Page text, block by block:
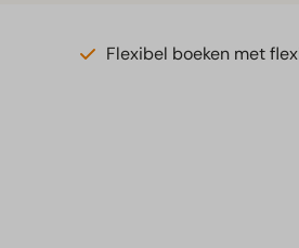
Flexibel boeken met